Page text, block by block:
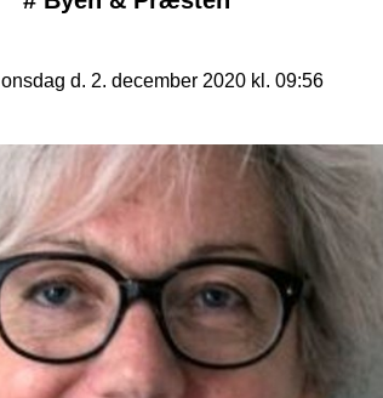
d. 2. december 2020 kl. 09:56